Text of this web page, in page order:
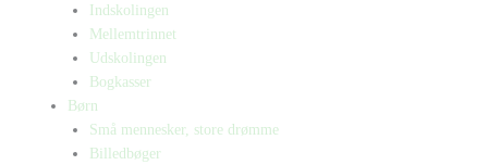
Indskolingen
Mellemtrinnet
Udskolingen
Bogkasser
Børn
Små mennesker, store drømme
Billedbøger